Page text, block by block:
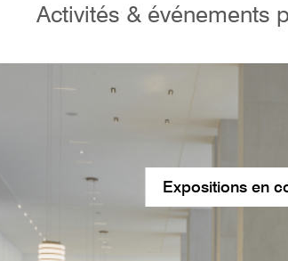
Activités & événements
Expositions en